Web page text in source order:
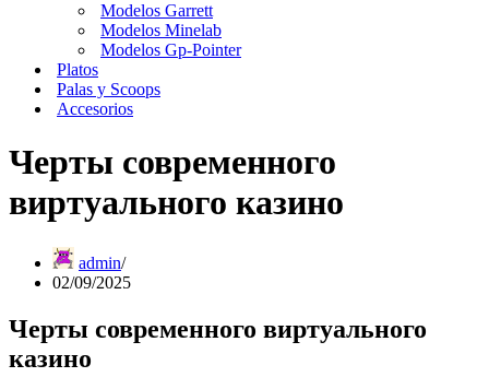
Modelos Garrett
Modelos Minelab
Modelos Gp-Pointer
Platos
Palas y Scoops
Accesorios
Черты современного
виртуального казино
admin
02/09/2025
Черты современного виртуального
казино